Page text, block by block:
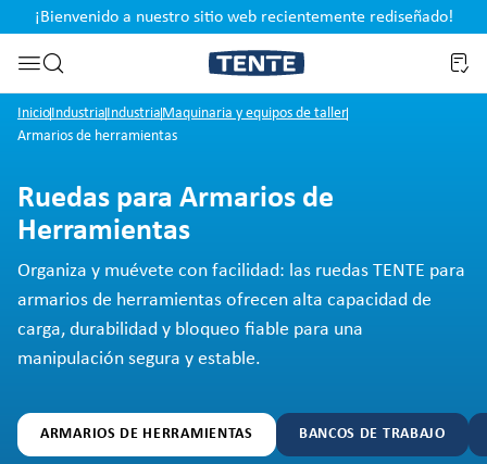
Saltar a la búsqueda
¡Bienvenido a nuestro sitio web recientemente rediseñado!
InicioIndustria Industria Maquinaria y equipos de taller
Armarios de herramientas
Ruedas para Armarios de
Herramientas
Organiza y muévete con facilidad: las ruedas TENTE para
armarios de herramientas ofrecen alta capacidad de
carga, durabilidad y bloqueo fiable para una
manipulación segura y estable.
ARMARIOS DE HERRAMIENTAS BANCOS DE TRABAJO